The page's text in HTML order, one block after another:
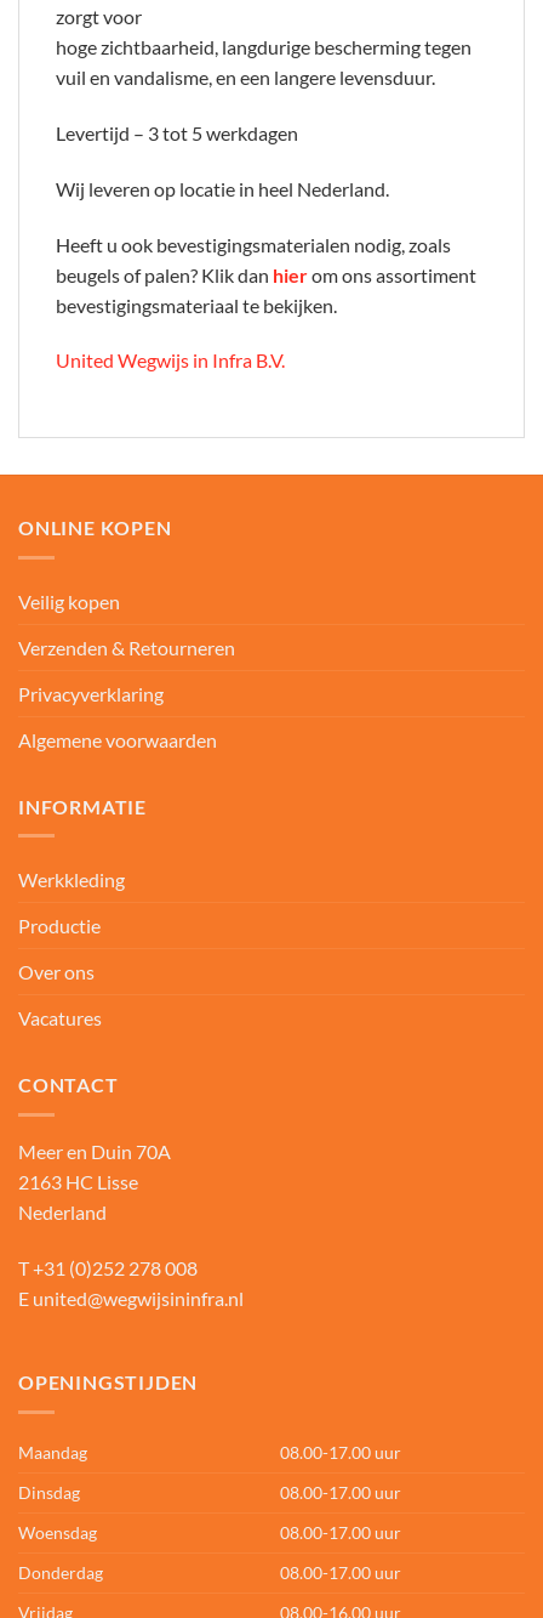
zorgt voor
hoge zichtbaarheid, langdurige bescherming tegen
vuil en vandalisme, en een langere levensduur.
Levertijd – 3 tot 5 werkdagen
Wij leveren op locatie in heel Nederland.
Heeft u ook bevestigingsmaterialen nodig, zoals
beugels of palen? Klik dan hierom ons assortiment
bevestigingsmateriaal te bekijken.
United Wegwijs in Infra B.V.
ONLINE KOPEN
Veilig kopen
Verzenden & Retourneren
Privacyverklaring
Algemene voorwaarden
INFORMATIE
Werkkleding
Productie
Over ons
Vacatures
CONTACT
Meer en Duin 70A
2163 HC Lisse
Nederland
T+31 (0)252 278 008
E united@wegwijsininfra.nl
OPENINGSTIJDEN
Maandag
08.00-17.00 uur
Dinsdag
08.00-17.00 uur
Woensdag
08.00-17.00 uur
Donderdag
08.00-17.00 uur
Vrijdag
08.00-16.00 uur